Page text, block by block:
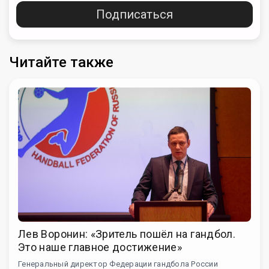
Подписаться
Читайте также
Лев Воронин: «Зритель пошёл на гандбол.
Это наше главное достижение»
Генеральный директор Федерации гандбола России